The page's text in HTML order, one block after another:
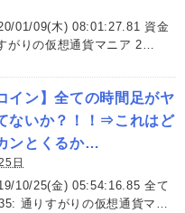
01/09(木) 08:01:27.81 資金
がりの仮想通貨マニア 2…
イン】全ての時間足がヤ
ないか？！！⇒これはど
ンとくるか…
日
10/25(金) 05:54:16.85 全て
通りすがりの仮想通貨マ…